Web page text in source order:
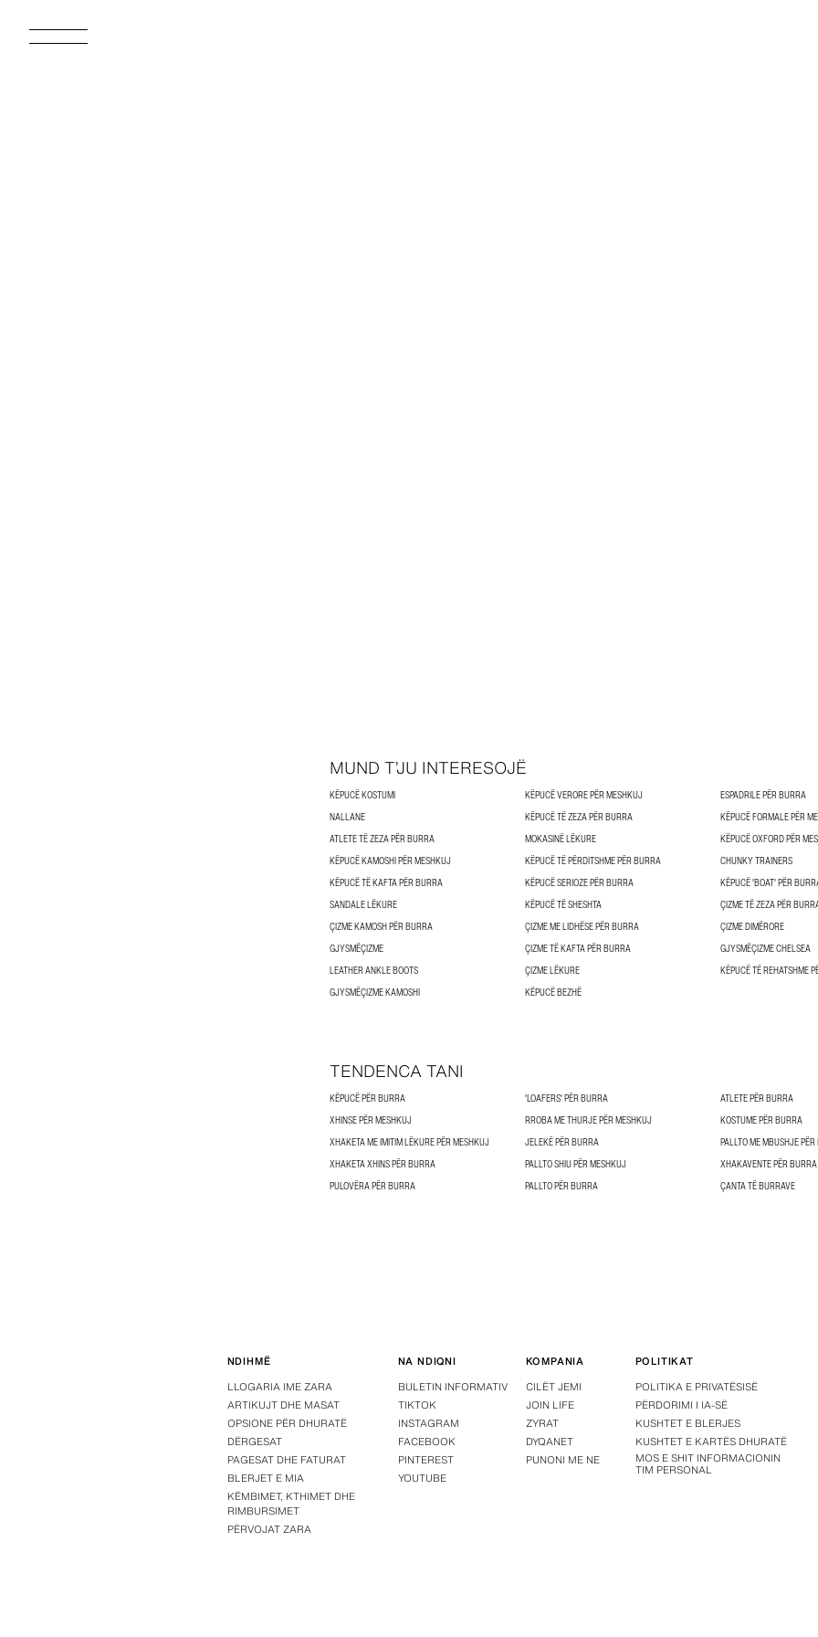
MUND T’JU INTERESOJË
KËPUCË KOSTUMI KËPUCË VERORE PËR MESHKUJ
ESPADRILE PËR BURRA
NALLANE
KËPUCË TË ZEZA PËR BURRA
KËPUCË FORMALE PËR
ATLETE TË ZEZA PËR BURRA
MOKASINË LËKURE
KËPUCË OXFORD PËR
KËPUCË KAMOSHI PËR MESHKUJ
KËPUCË TË PËRDITSHME PËR BURRA
CHUNKY TRAINERS
KËPUCË TË KAFTA PËR BURRA
KËPUCË SERIOZE PËR BURRA
KËPUCË 'BOAT' PËR
SANDALE LËKURE
KËPUCË TË SHESHTA
ÇIZME TË ZEZA PËR
ÇIZME KAMOSH PËR BURRA
ÇIZME ME LIDHËSE PËR BURRA
ÇIZME DIMËRORE
GJYSMËÇIZME
ÇIZME TË KAFTA PËR BURRA
GJYSMËÇIZME CHELSEA
LEATHER ANKLE BOOTS
ÇIZME LËKURE
KËPUCË TË REHATSHME
GJYSMËÇIZME KAMOSHI
KËPUCË BEZHË
TENDENCA TANI
KËPUCË PËR BURRA 'LOAFERS' PËR BURRA
ATLETE PËR BURRA
XHINSE PËR MESHKUJ
RROBA ME THURJE PËR MESHKUJ
KOSTUME PËR BURRA
XHAKETA ME IMITIM LËKURE PËR MESHKUJ
JELEKË PËR BURRA
PALLTO ME MBUSHJE
XHAKETA XHINS PËR BURRA
PALLTO SHIU PËR MESHKUJ
XHAKAVENTE PËR BURRA
PULOVËRA PËR BURRA
PALLTO PËR BURRA ÇANTA TË BURRAVE
NDIHMË
LLOGARIA IME ZARA
ARTIKUJT DHE MASAT
OPSIONE PËR DHURATË
DËRGESAT
PAGESAT DHE FATURAT
BLERJET E MIA
KËMBIMET, KTHIMET DHE
RIMBURSIMET
PËRVOJAT ZARA
NA NDIQNI
BULETIN INFORMATIV
TIKTOK
INSTAGRAM
FACEBOOK
PINTEREST
YOUTUBE
KOMPANIA
CILËT JEMI
JOIN LIFE
ZYRAT
DYQANET
PUNONI ME NE
POLITIKAT
POLITIKA E PRIVATËSISË
PËRDORIMI I IA-SË
KUSHTET E BLERJES
KUSHTET E KARTËS DHURATË
MOS E SHIT INFORMACIONIN
TIM PERSONAL